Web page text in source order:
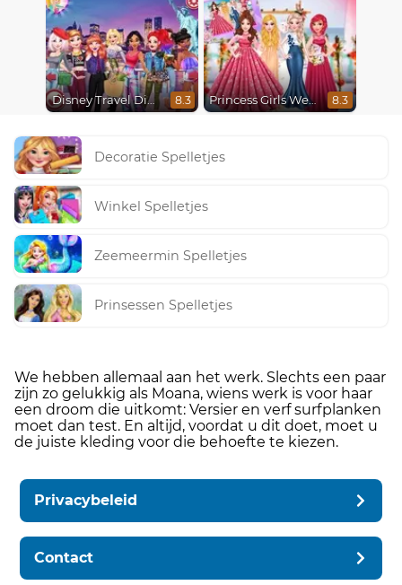
Disney Travel Diaries: City Break 8.3 Princess Girls Wedding Trip 8.3
Decoratie Spelletjes
Winkel Spelletjes
Zeemeermin Spelletjes
Prinsessen Spelletjes
We hebben allemaal aan het werk. Slechts een paar
zijn zo gelukkig als Moana, wiens werk is voor haar
een droom die uitkomt: Versier en verf surfplanken
moet dan test. En altijd, voordat u dit doet, moet u
de juiste kleding voor die behoefte te kiezen.
Privacybeleid
Contact